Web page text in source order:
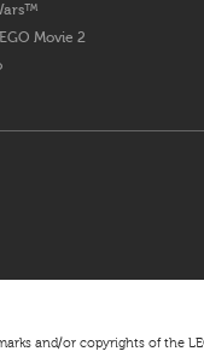
Movie 2
and/or copyrights of the